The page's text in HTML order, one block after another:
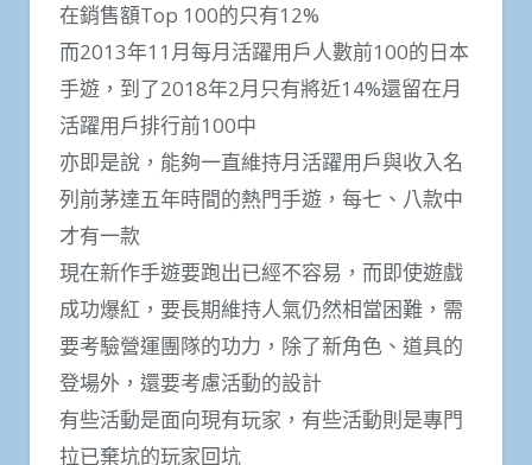
在銷售額Top 100的只有12%
而2013年11月每月活躍用戶人數前100的日本
手遊，到了2018年2月只有將近14%還留在月
活躍用戶排行前100中
亦即是說，能夠一直維持月活躍用戶與收入名
列前茅達五年時間的熱門手遊，每七、八款中
才有一款
現在新作手遊要跑出已經不容易，而即使遊戲
成功爆紅，要長期維持人氣仍然相當困難，需
要考驗營運團隊的功力，除了新角色、道具的
登場外，還要考慮活動的設計
有些活動是面向現有玩家，有些活動則是專門
拉已棄坑的玩家回坑